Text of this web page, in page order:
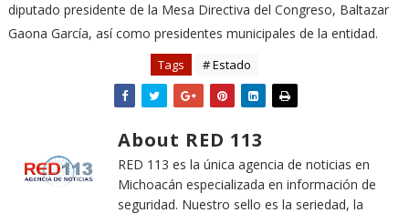
diputado presidente de la Mesa Directiva del Congreso, Baltazar
Gaona García, así como presidentes municipales de la entidad.
Tags # Estado
About RED 113
RED 113 es la única agencia de noticias en
Michoacán especializada en información de
seguridad. Nuestro sello es la seriedad, la